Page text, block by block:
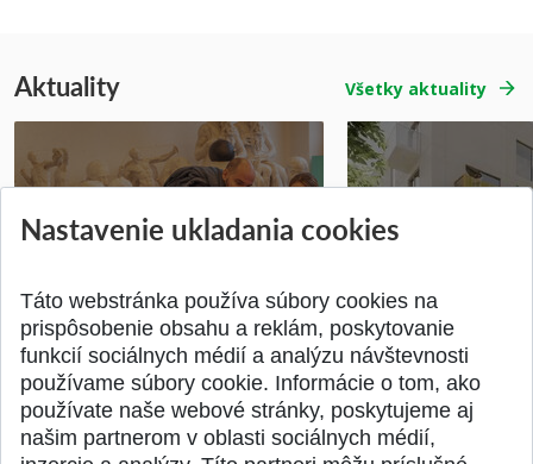
Aktuality Všetky aktuality
SPÄŤ NA VRCH
Nastavenie ukladania cookies
Táto webstránka používa súbory cookies na
prispôsobenie obsahu a reklám, poskytovanie
funkcií sociálnych médií a analýzu návštevnosti
používame súbory cookie. Informácie o tom, ako
používate naše webové stránky, poskytujeme aj
našim partnerom v oblasti sociálnych médií,